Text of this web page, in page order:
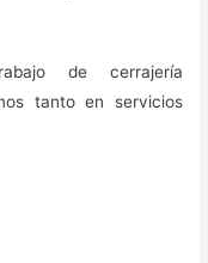
de cerrajería
tanto en servicios